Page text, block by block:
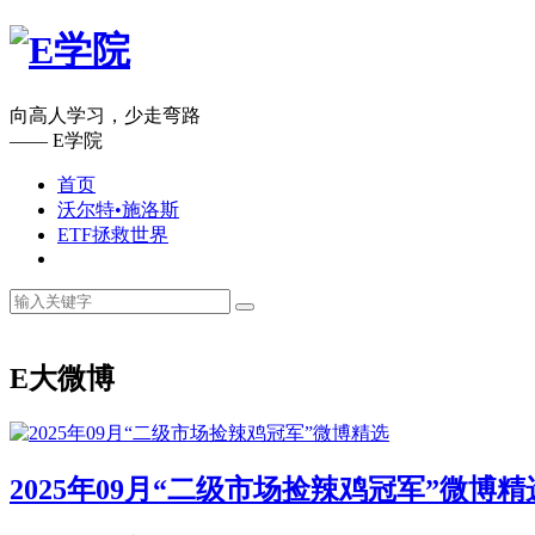
向高人学习，少走弯路
—— E学院
首页
沃尔特•施洛斯
ETF拯救世界
E大微博
2025年09月“二级市场捡辣鸡冠军”微博精